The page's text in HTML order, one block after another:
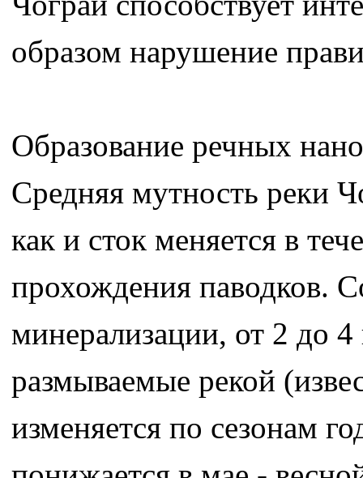
образом нарушение
Образование речных
Средняя мутность реки
как и сток меняется в
прохождения паводков.
минерализации, от 2 до
размываемые рекой
изменяется по сезонам